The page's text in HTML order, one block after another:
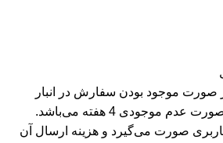
موجود بودن سفارش در انبار
شرکت 7 روز کاری و در صورت عدم موجودی 4 هفته می‌باشد.
صورت می‌گیرد و هزینه ارسال آن